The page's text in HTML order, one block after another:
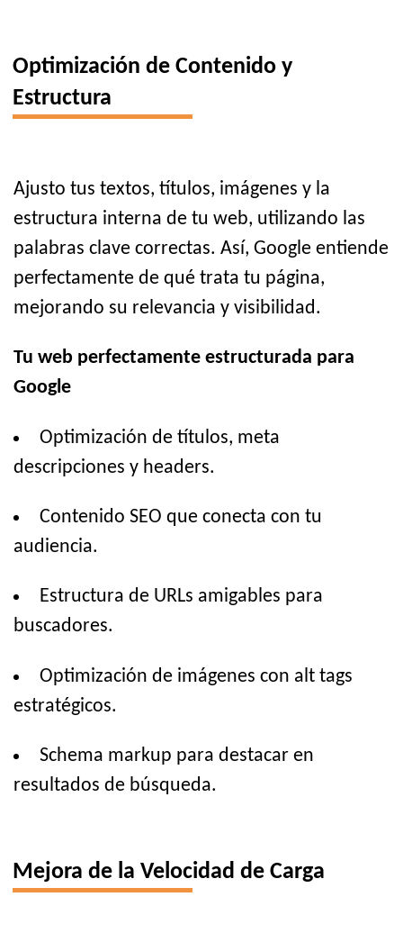
Optimización de Contenido y
Estructura
Ajusto tus textos, títulos, imágenes y la
estructura interna de tu web, utilizando las
palabras clave correctas. Así, Google entiende
perfectamente de qué trata tu página,
mejorando su relevancia y visibilidad.
Tu web perfectamente estructurada para
Google
Optimización de títulos, meta
descripciones y headers.
Contenido SEO que conecta con tu
audiencia.
Estructura de URLs amigables para
buscadores.
Optimización de imágenes con alt tags
estratégicos.
Schema markup para destacar en
resultados de búsqueda.
Mejora de la Velocidad de Carga